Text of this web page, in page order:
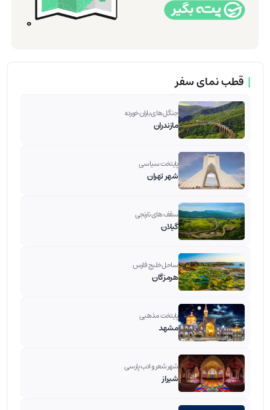
| قطب نمای سفر
جنگل های باران خورده
مازندران
پایتخت سیاسی
شهر تهران
سقف های نارنجی
گیلان
ساحل خلیج فارس
هرمزگان
پایتخت مذهبی
مشهد
شهر شعر و ادب پارسی
شیراز